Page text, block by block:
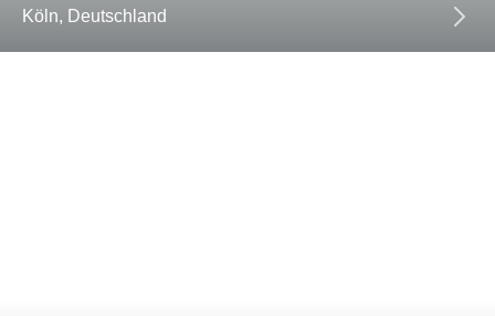
Köln, Deutschland